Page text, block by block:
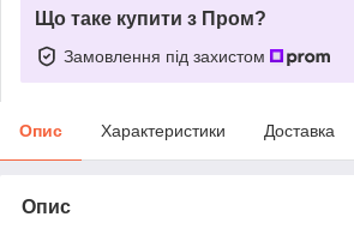
Що таке купити з Пром?
Замовлення під захистом
Опис Характеристики Доставка
Опис